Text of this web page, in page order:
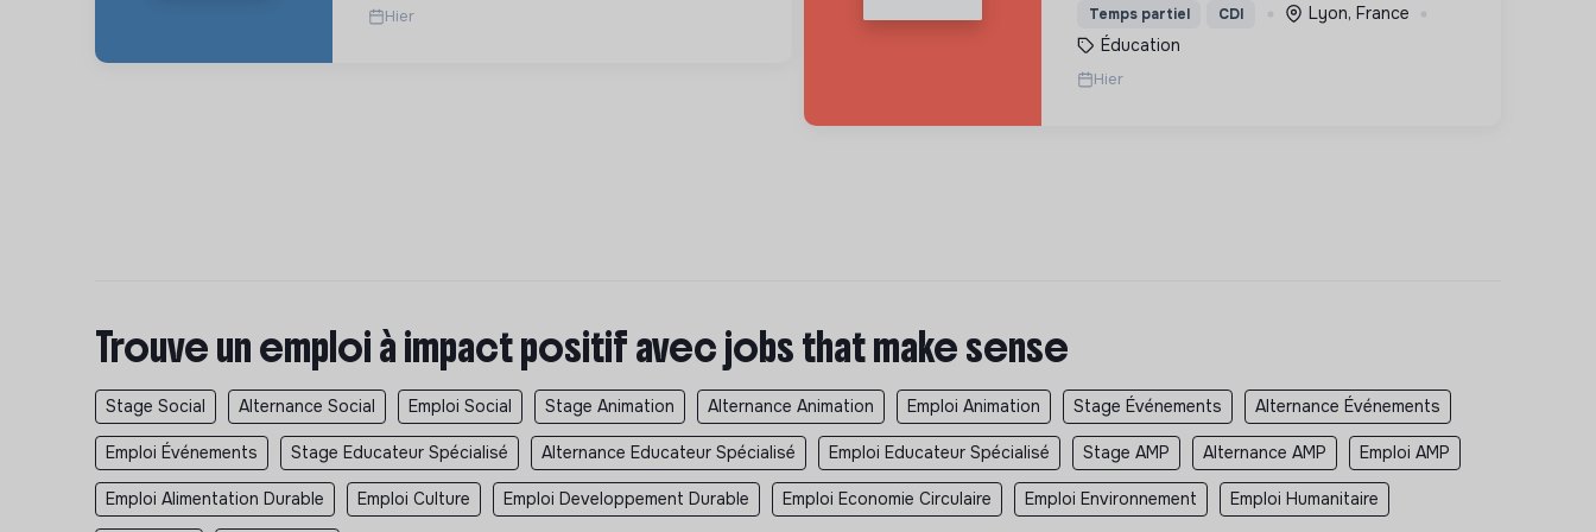
Hier
et inspirante.
Temps partiel CDI
Lyon, France
Éducation
Hier
Trouve un emploi à impact positif avec jobs that make sense
Stage Social Alternance Social Emploi Social Stage Animation Alternance Animation Emploi Animation Stage Événements Alternance Événements
Emploi Événements Stage Educateur Spécialisé Alternance Educateur Spécialisé Emploi Educateur Spécialisé Stage AMP Alternance AMP Emploi AMP
Emploi Alimentation Durable Emploi Culture Emploi Developpement Durable Emploi Economie Circulaire Emploi Environnement Emploi Humanitaire